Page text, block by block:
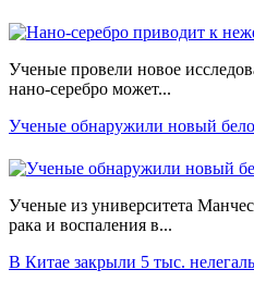
Ученые провели новое
нано-серебро может...
Ученые обнаружили новый
Ученые из университета
рака и воспаления в...
В Китае закрыли 5 тыс.